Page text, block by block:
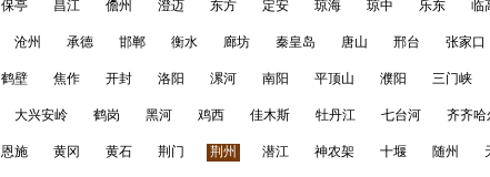
保亭 昌江 儋州 澄迈 东方 定安 琼海 琼中 乐东 临
沧州 承德 邯郸 衡水 廊坊 秦皇岛 唐山 邢台 张家口
鹤壁 焦作 开封 洛阳 漯河 南阳 平顶山 濮阳 三门峡
大兴安岭 鹤岗 黑河 鸡西 佳木斯 牡丹江 七台河 齐齐哈
恩施 黄冈 黄石 荆门 荆州 潜江 神农架 十堰 随州